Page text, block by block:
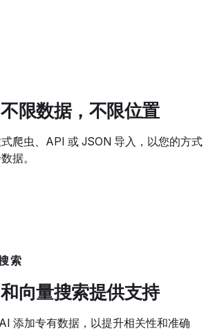
限数据，不限位置
爬虫、API 或 JSON 导入，以您的方式
据。
索
向量搜索提供支持
添加专有数据，以提升相关性和准确